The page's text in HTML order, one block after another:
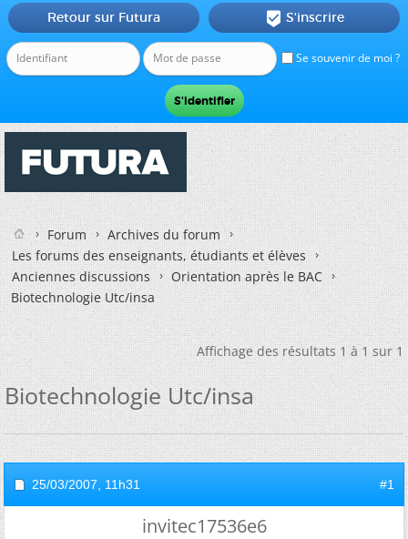
Se souvenir de moi ?
Retour sur Futura  S'inscrire
Forum
Archives du forum
Les forums des enseignants, étudiants et élèves
Anciennes discussions
Orientation après le BAC
Biotechnologie Utc/insa
Affichage des résultats 1 à 1 sur 1
Biotechnologie Utc/insa
25/03/2007, 11h31 #1
invitec17536e6